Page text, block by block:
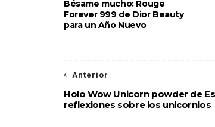
Bésame mucho: Rouge
Forever 999 de Dior Beauty
para un Año Nuevo
Anterior
Holo Wow Unicorn powder de
reflexiones sobre los unicornios